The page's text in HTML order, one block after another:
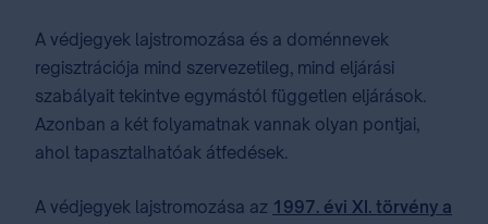
A védjegyek lajstromozása és a doménnevek
regisztrációja mind szervezetileg, mind eljárási
szabályait tekintve egymástól független eljárások.
Azonban a két folyamatnak vannak olyan pontjai,
ahol tapasztalhatóak átfedések.
A védjegyek lajstromozása az 1997. évi XI. törvény a